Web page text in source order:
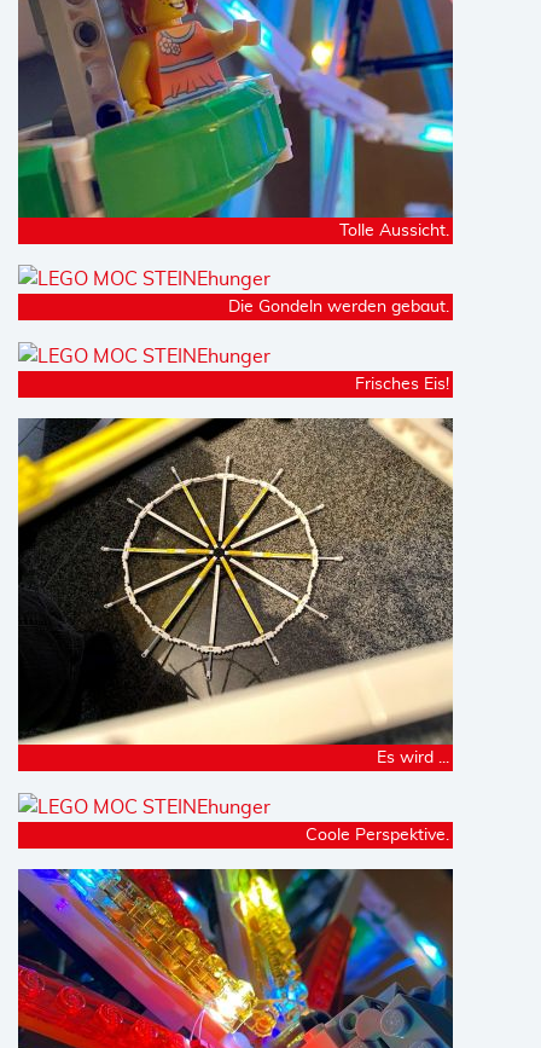
Tolle Aussicht.
Die Gondeln werden gebaut.
Frisches Eis!
Es wird ...
Coole Perspektive.